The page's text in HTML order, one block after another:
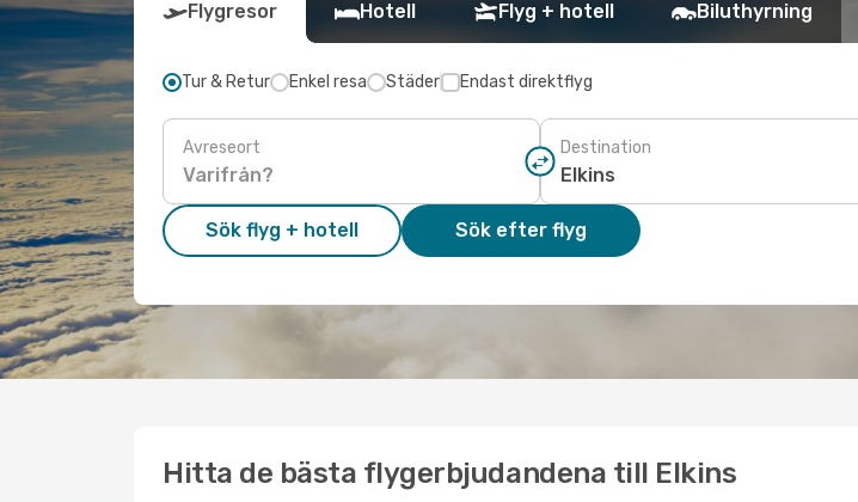
Flygresor Hotell Flyg + hotell Biluthyrning
Tur & Retur Enkel resa Städer Endast direktflyg
Avreseort Destination
Sök flyg + hotell Sök efter flyg
Hitta de bästa flygerbjudandena till Elkins